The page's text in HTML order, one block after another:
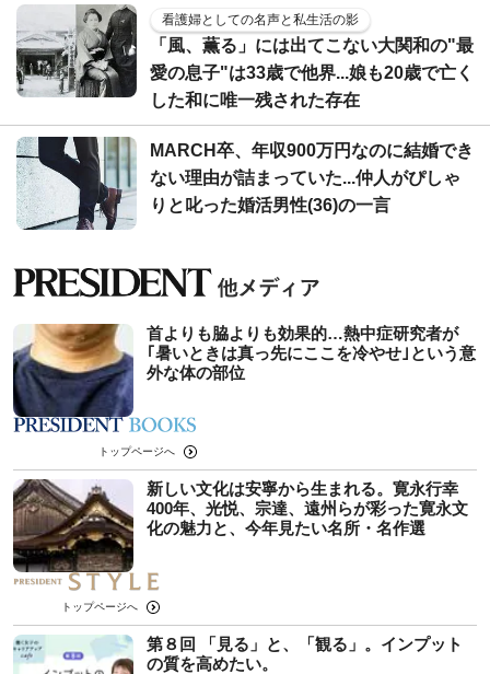
看護婦としての名声と私生活の影
「風、薫る」には出てこない大関和の"最
愛の息子"は33歳で他界...娘も20歳で亡く
した和に唯一残された存在
MARCH卒、年収900万円なのに結婚でき
ない理由が詰まっていた...仲人がぴしゃ
りと叱った婚活男性(36)の一言
首よりも脇よりも効果的…熱中症研究者が
｢暑いときは真っ先にここを冷やせ｣という意
外な体の部位
トップページへ
新しい文化は安寧から生まれる。寛永行幸
400年、光悦、宗達、遠州らが彩った寛永文
化の魅力と、今年見たい名所・名作選
トップページへ
第８回 「見る」と、「観る」。インプット
の質を高めたい。